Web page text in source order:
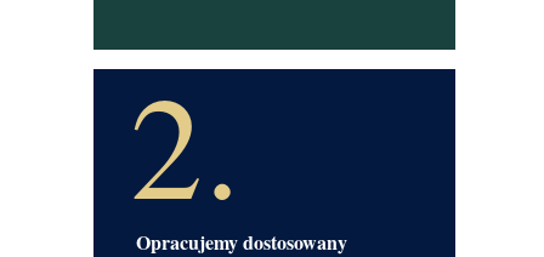
2.
Opracujemy dostosowany